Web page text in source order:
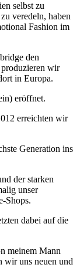
selbst zu
veredeln, haben
Fashion im
den
wir
in Europa.
eröffnet.
erreichten wir
Generation ins
der starken
unser
Shops.
dabei auf die
meinem Mann
wir uns neuen und